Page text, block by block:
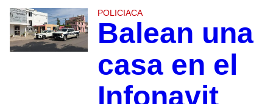
POLICIACA
Balean una
casa en el
Infonavit